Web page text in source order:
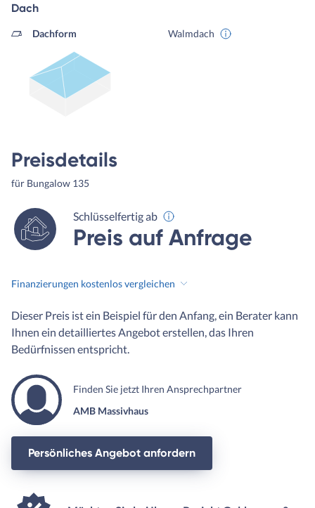
Dach
Dachform Walmdach
Preisdetails
für Bungalow 135
Schlüsselfertig ab
Preis auf Anfrage
Finanzierungen kostenlos vergleichen
Dieser Preis ist ein Beispiel für den Anfang, ein Berater kann
Ihnen ein detailliertes Angebot erstellen, das Ihren
Bedürfnissen entspricht.
Finden Sie jetzt Ihren Ansprechpartner
AMB Massivhaus
Persönliches Angebot anfordern